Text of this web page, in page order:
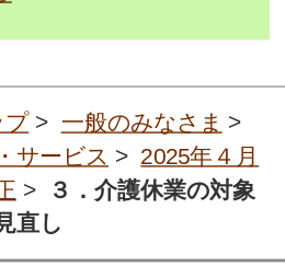
プ> 一般のみなさま >
サービス > 2025年４月
> ３．介護休業の対象
直し